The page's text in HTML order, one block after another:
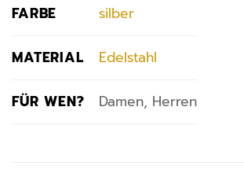
FARBE silber
MATERIAL Edelstahl
FÜR WEN? Damen, Herren